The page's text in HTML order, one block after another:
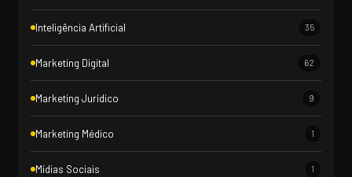
Inteligência Artificial 35
Marketing Digital 62
Marketing Jurídico 9
Marketing Médico 1
Mídias Sociais 1